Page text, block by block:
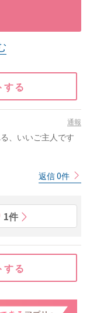
する
通報
、いいご主人です
返信 0件
1件
する